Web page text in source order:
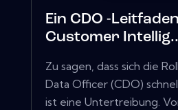
Ein CDO -
Customer
Zu sagen, dass sich die
Data Officer (CDO)
ist eine Untertreibung.